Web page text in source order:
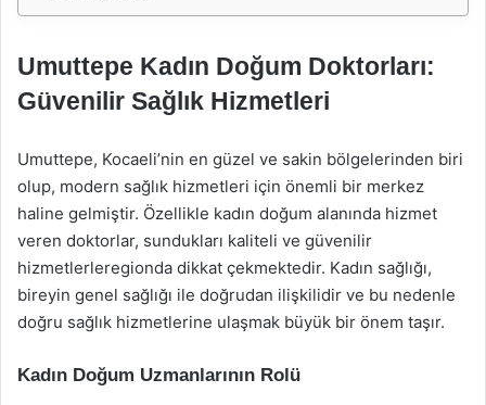
Umuttepe Kadın Doğum Doktorları:
Güvenilir Sağlık Hizmetleri
Umuttepe, Kocaeli’nin en güzel ve sakin bölgelerinden biri
olup, modern sağlık hizmetleri için önemli bir merkez
haline gelmiştir. Özellikle kadın doğum alanında hizmet
veren doktorlar, sundukları kaliteli ve güvenilir
hizmetlerleregionda dikkat çekmektedir. Kadın sağlığı,
bireyin genel sağlığı ile doğrudan ilişkilidir ve bu nedenle
doğru sağlık hizmetlerine ulaşmak büyük bir önem taşır.
Kadın Doğum Uzmanlarının Rolü